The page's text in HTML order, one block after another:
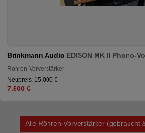
Brinkmann Audio EDISON MK II Phono-
Röhren-Vorverstärker
Neupreis: 15.000 €
7.500 €
Alle Röhren-Vorverstärker (gebraucht